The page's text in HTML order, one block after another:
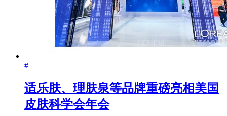
#
适乐肤、理肤泉等品牌重磅亮相美国
皮肤科学会年会